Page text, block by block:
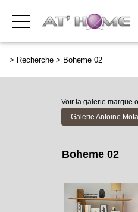
> Recherche > Boheme 02
Voir la galerie marque
Galerie Antoine
Boheme 02